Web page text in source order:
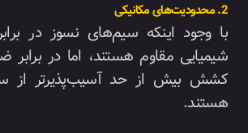
2. محدودیت‌های مکانیکی
با وجود اینکه سیم‌های نسوز در
شیمیایی مقاوم هستند، اما در برابر
کشش بیش از حد آسیب‌پذیرتر از
هستند.